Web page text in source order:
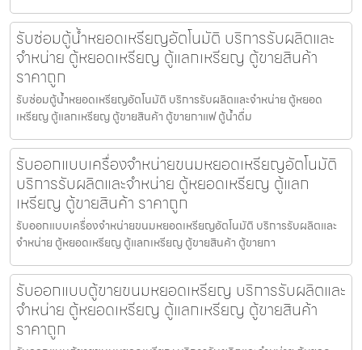
รับซ่อมตู้น้ำหยอดเหรียญ​อัตโนมัติ บริการรับผลิตและ
จำหน่าย ตู้หยอดเหรียญ ตู้แลกเหรียญ ตู้ขายสินค้า
ราคาถูก
รับซ่อมตู้น้ำหยอดเหรียญ​อัตโนมัติ บริการรับผลิตและจำหน่าย ตู้หยอด
เหรียญ ตู้แลกเหรียญ ตู้ขายสินค้า ตู้ขายกาแฟ ตู้น้ำดื่ม
รับออกแบบเครื่องจำหน่ายขนมหยอดเหรียญ​​อัตโนมัติ
บริการรับผลิตและจำหน่าย ตู้หยอดเหรียญ ตู้แลก
เหรียญ ตู้ขายสินค้า ราคาถูก
รับออกแบบเครื่องจำหน่ายขนมหยอดเหรียญ​​อัตโนมัติ บริการรับผลิตและ
จำหน่าย ตู้หยอดเหรียญ ตู้แลกเหรียญ ตู้ขายสินค้า ตู้ขายกา
รับออกแบบตู้ขายขนมหยอดเหรียญ​ บริการรับผลิตและ
จำหน่าย ตู้หยอดเหรียญ ตู้แลกเหรียญ ตู้ขายสินค้า
ราคาถูก